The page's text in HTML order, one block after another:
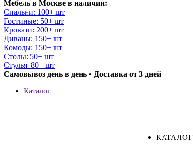
Мебель в Москве в наличии:
Спальни: 100+ шт
Гостиные: 50+ шт
Кровати: 200+ шт
Диваны: 150+ шт
Комоды: 150+ шт
Столы: 50+ шт
Стулья: 80+ шт
Самовывоз день в день • Доставка от 3 дней
Каталог
КАТАЛОГ